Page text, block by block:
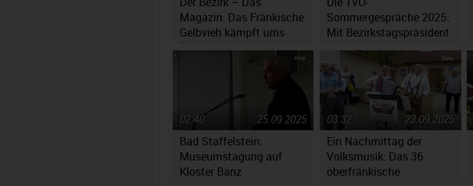
Magazin: Das Fränkische
Gelbvieh kämpft ums
Überleben
Sommergespräche 2025:
Mit Bezirkstagspräsident
Henry Schramm
Bad Staffelstein:
Museumstagung auf
Kloster Banz
25.09.2025
02:40
Ein Nachmittag der
Volksmusik: Das 36.
oberfränkische
23.09.2025
03:32